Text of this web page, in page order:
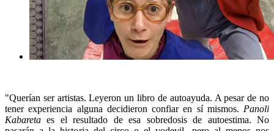
"Querían ser artistas. Leyeron un libro de autoayuda. A pesar de no
tener experiencia alguna decidieron confiar en sí mismos. Panoli
Kabareta es el resultado de esa sobredosis de autoestima. No